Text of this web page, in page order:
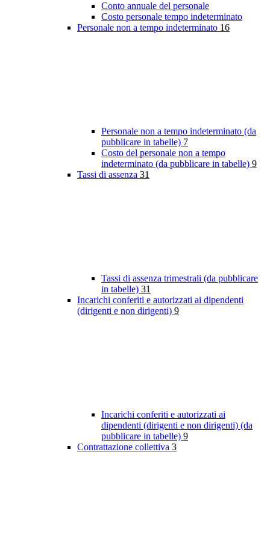
Conto annuale del personale
Costo personale tempo indeterminato
Personale non a tempo indeterminato 16
Personale non a tempo indeterminato (da
pubblicare in tabelle) 7
Costo del personale non a tempo
indeterminato (da pubblicare in tabelle) 9
Tassi di assenza 31
Tassi di assenza trimestrali (da pubblicare
in tabelle) 31
Incarichi conferiti e autorizzati ai dipendenti
(dirigenti e non dirigenti) 9
Incarichi conferiti e autorizzati ai
dipendenti (dirigenti e non dirigenti) (da
pubblicare in tabelle) 9
Contrattazione collettiva 3